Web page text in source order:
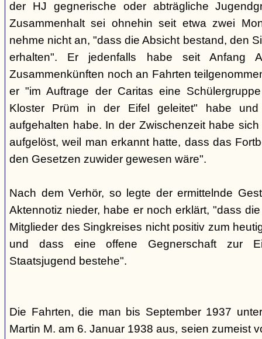
der HJ gegnerische oder abträgliche
Zusammenhalt sei ohnehin seit etwa zwei
nehme nicht an, "dass die Absicht bestand, den
erhalten". Er jedenfalls habe seit Anfang
Zusammenkünften noch an Fahrten
er "im Auftrage der Caritas eine
Kloster Prüm in der Eifel geleitet" habe
aufgehalten habe. In der Zwischenzeit habe
aufgelöst, weil man erkannt hatte, dass das
den Gesetzen zuwider gewesen wäre".
Nach dem Verhör, so legte der ermittelnde
Aktennotiz nieder, habe er noch erklärt, "dass
Mitglieder des Singkreises nicht positiv zum
und dass eine offene Gegnerschaft zur
Staatsjugend bestehe".
Die Fahrten, die man bis September 1937
Martin M. am 6. Januar 1938 aus, seien zumeist